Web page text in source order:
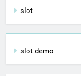
slot
slot demo